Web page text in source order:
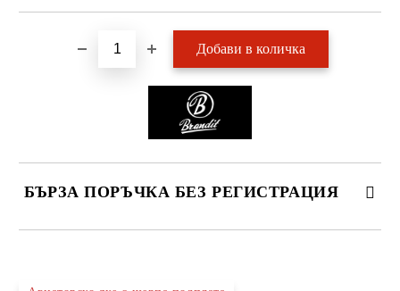
БЪРЗА ПОРЪЧКА БЕЗ РЕГИСТРАЦИЯ